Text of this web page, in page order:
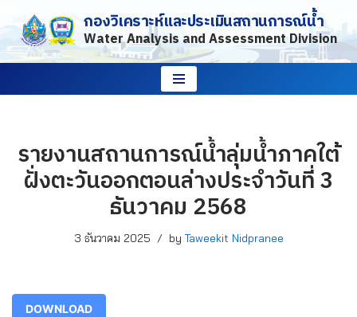
Skip
to
กองวิเคราะห์และประเมินสถานการณ์น้ำ
Water Analysis and Assessment Division
รายงานสถานการณ์น้ำลุ่มน้ำภาคใต้
ฝั่งตะวันออกตอนล่างประจำวันที่ 3
ธันวาคม 2568
3 ธันวาคม 2025 by Taweekit Nidpranee
DOWNLOAD